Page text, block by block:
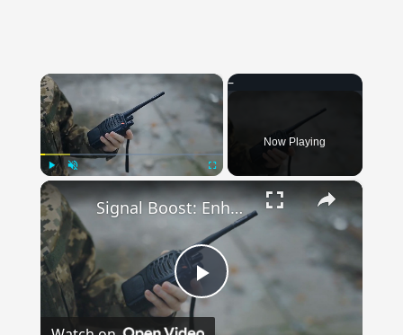
×
Play
Now Playing
×
Play
Signal Boost: Enhancing Performance with High-Quality Radio Equipment